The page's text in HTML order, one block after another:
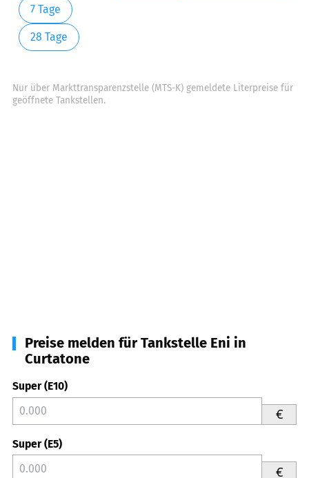
7 Tage
28 Tage
Nur über Markttransparenzstelle (MTS-K) gemeldete Literpreise für
geöffnete Tankstellen.
Preise melden für Tankstelle Eni in
Curtatone
Super (E10)
€
Super (E5)
€